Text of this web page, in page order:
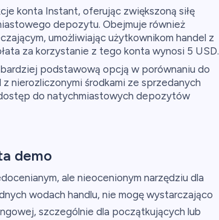
konta Instant, oferując zwiększoną siłę
depozytu. Obejmuje również
umożliwiając użytkownikom handel z
za korzystanie z tego konta wynosi 5 USD.
podstawową opcją w porównaniu do
nierozliczonymi środkami ze sprzedanych
do natychmiastowych depozytów
demo
ale nieocenionym narzędziu dla
wodach handlu, nie mogę wystarczająco
szczególnie dla początkujących lub